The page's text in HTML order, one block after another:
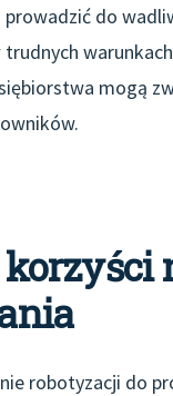
do
mogą
robotyzacji do